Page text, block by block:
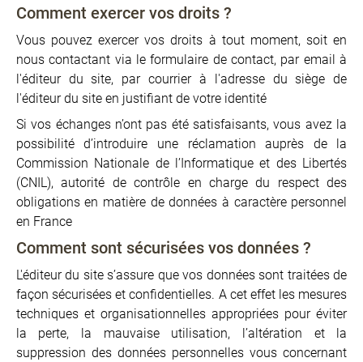
Comment exercer vos droits ?
Vous pouvez exercer vos droits à tout moment, soit en
nous contactant via le formulaire de contact, par email à
l'éditeur du site, par courrier à l'adresse du siège de
l'éditeur du site en justifiant de votre identité
Si vos échanges n’ont pas été satisfaisants, vous avez la
possibilité d’introduire une réclamation auprès de la
Commission Nationale de l’Informatique et des Libertés
(CNIL), autorité de contrôle en charge du respect des
obligations en matière de données à caractère personnel
en France
Comment sont sécurisées vos données ?
L'éditeur du site s’assure que vos données sont traitées de
façon sécurisées et confidentielles. A cet effet les mesures
techniques et organisationnelles appropriées pour éviter
la perte, la mauvaise utilisation, l’altération et la
suppression des données personnelles vous concernant